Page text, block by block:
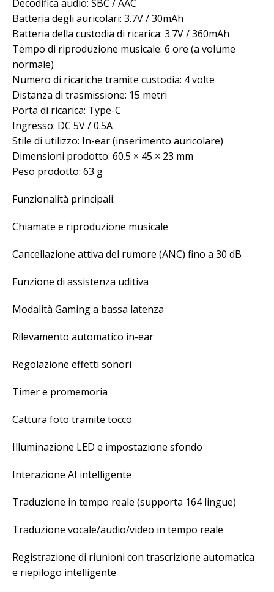
Decodifica audio: SBC / AAC
Batteria degli auricolari: 3.7V / 30mAh
Batteria della custodia di ricarica: 3.7V / 360mAh
Tempo di riproduzione musicale: 6 ore (a volume
normale)
Numero di ricariche tramite custodia: 4 volte
Distanza di trasmissione: 15 metri
Porta di ricarica: Type-C
Ingresso: DC 5V / 0.5A
Stile di utilizzo: In-ear (inserimento auricolare)
Dimensioni prodotto: 60.5 × 45 × 23 mm
Peso prodotto: 63 g
Funzionalità principali:
Chiamate e riproduzione musicale
Cancellazione attiva del rumore (ANC) fino a 30 dB
Funzione di assistenza uditiva
Modalità Gaming a bassa latenza
Rilevamento automatico in-ear
Regolazione effetti sonori
Timer e promemoria
Cattura foto tramite tocco
Illuminazione LED e impostazione sfondo
Interazione AI intelligente
Traduzione in tempo reale (supporta 164 lingue)
Traduzione vocale/audio/video in tempo reale
Registrazione di riunioni con trascrizione automatica
e riepilogo intelligente